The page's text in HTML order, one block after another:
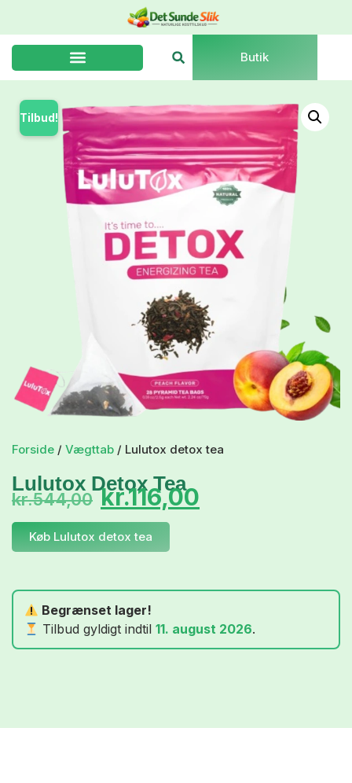
Butik
Tilbud!
Forside / Vægttab / Lulutox detox tea
Lulutox Detox Tea
kr.544,00 kr.116,00
Køb Lulutox detox tea
Begrænset lager!
Tilbud gyldigt indtil11. august 2026.